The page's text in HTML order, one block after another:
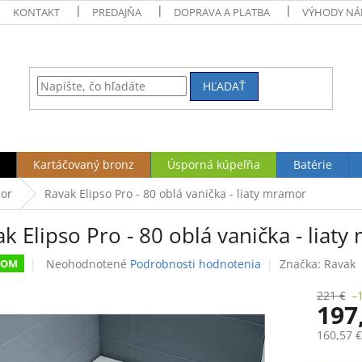
KONTAKT PREDAJŇA DOPRAVA A PLATBA VÝHODY
HĽADAŤ
Kartáčovaný bronz Úsporná kúpeľňa Batérie
Ravak Elipso Pro - 80 oblá vanička - liaty mramor
Elipso Pro - 80 oblá vanička - liaty
Priemerné
Neohodnotené Podrobnosti hodnotenia Značka: Ravak
221 €
160,57